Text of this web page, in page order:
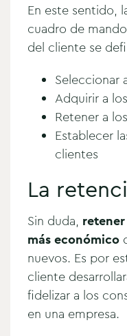
En este sentido,
cuadro de
del cliente se
Seleccionar
Adquirir a
Retener a
Establecer
clientes
La
Sin duda,
más económico
nuevos. Es por
cliente
fidelizar a los
en una empresa.